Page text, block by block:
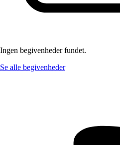
Ingen begivenheder fundet.
Se alle begivenheder